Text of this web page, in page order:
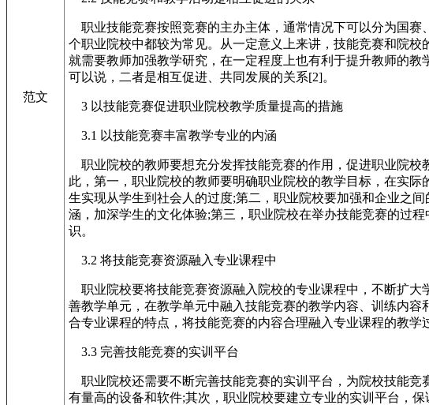
范文
职业技能竞赛按照竞赛的主办主体，通常情况下可以分为国赛
个职业院校中都较为常见。从一定意义上来讲，技能竞赛和院
就需要教师加强教学研究，在一定程度上也有利于提升教师的
可以说，二者是相互促进、共同发展的关系[2]。
3 以技能竞赛促进职业院校教学质量提高的措施
3.1 以技能竞赛丰富教学专业的内涵
职业院校的教师要想充分发挥技能竞赛的作用，促进职业院校
此，第一，职业院校的教师要明确职业院校的教学目标，在实
生实现从学生到社会人的过度;第二，职业院校要加强和企业之
涵，加深学生的文化体验;第三，职业院校在举办技能竞赛的过
识。
3.2 将技能竞赛资源融入专业课程中
职业院校要将技能竞赛资源融入院校的专业课程中，不断扩大
善教学单元，在教学单元中融入技能竞赛的教学内容、训练内
合专业课程的特点，将技能竞赛的内容合理融入专业课程的教
3.3 完善技能竞赛的实训平台
职业院校还需要不断完善技能竞赛的实训平台，为院校技能竞
有量高的设备和软件;其次，职业院校要建立专业的实训平台，